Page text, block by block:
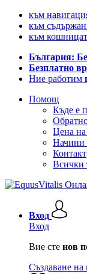
към
към
към
България:
Безплатно
Ние работим
Помощ
Къде е
Цена на
Начини
Контакт
Всички
Вход
Вход
Вие сте нов
Създаване